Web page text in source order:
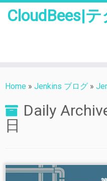
to
CloudBees|
Home » Jenkins ブログ »
Daily
日